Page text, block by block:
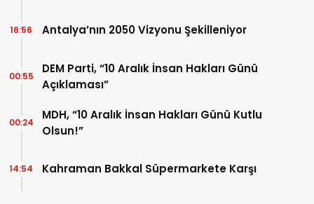
Antalya’nın 2050 Vizyonu Şekilleniyor
16:56
DEM Parti, “10 Aralık İnsan Hakları Günü
Açıklaması”
00:55
MDH, “10 Aralık İnsan Hakları Günü Kutlu
Olsun!”
00:24
Kahraman Bakkal Süpermarkete Karşı
14:54